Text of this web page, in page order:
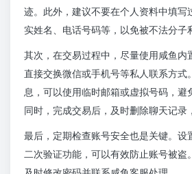
迹。此外，建议不要在个人资料中填写
实姓名、电话号码等，以免被不法分子
其次，在交易过程中，尽量使用咸鱼内
直接交换微信或手机号等私人联系方式
息，可以使用临时邮箱或虚拟号码，避
同时，完成交易后，及时删除聊天记录
最后，定期检查账号安全也是关键。设
二次验证功能，可以有效防止账号被盗